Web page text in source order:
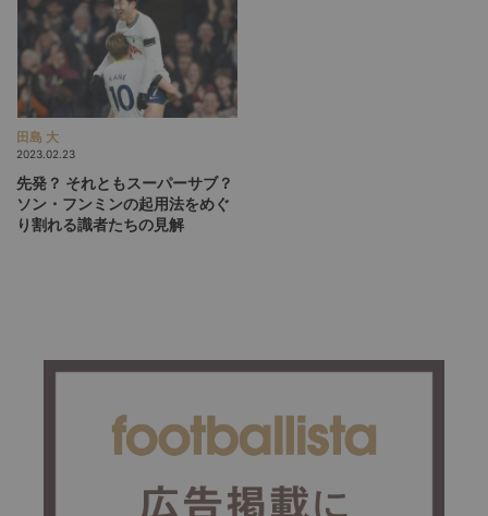
田島 大
2023.02.23
先発？ それともスーパーサブ？
ソン・フンミンの起用法をめぐ
り割れる識者たちの見解